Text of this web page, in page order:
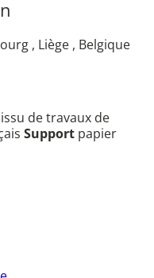
, Liège , Belgique
de travaux de
Support papier